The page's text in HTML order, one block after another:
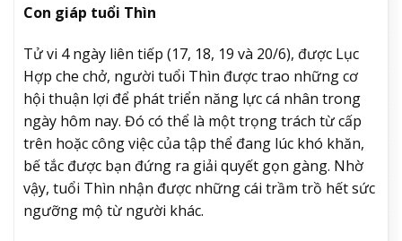
Con giáp tuổi Thìn
Tử vi 4 ngày liên tiếp (17, 18, 19 và 20/6), được Lục
Hợp che chở, người tuổi Thìn được trao những cơ
hội thuận lợi để phát triển năng lực cá nhân trong
ngày hôm nay. Đó có thể là một trọng trách từ cấp
trên hoặc công việc của tập thể đang lúc khó khăn,
bế tắc được bạn đứng ra giải quyết gọn gàng. Nhờ
vậy, tuổi Thìn nhận được những cái trầm trồ hết sức
ngưỡng mộ từ người khác.